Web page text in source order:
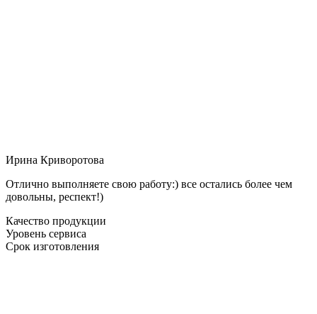
Ирина Криворотова
Отлично выполняете свою работу:) все остались более чем
довольны, респект!)
Качество продукции
Уровень сервиса
Срок изготовления